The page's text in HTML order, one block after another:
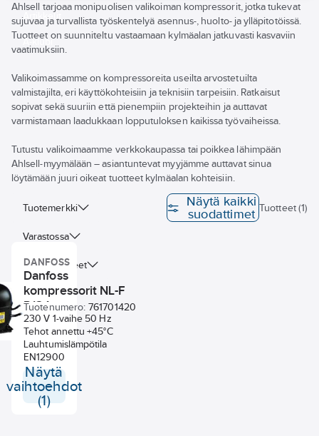
Artikkelit
A-klubi
Ahlsell tarjoaa monipuolisen valikoiman kompressorit, jotka tukevat
sujuvaa ja turvallista työskentelyä asennus-, huolto- ja ylläpitotöissä.
Tuotteet on suunniteltu vastaamaan kylmäalan jatkuvasti kasvaviin
vaatimuksiin.
Valikoimassamme on kompressoreita useilta arvostetuilta
valmistajilta, eri käyttökohteisiin ja teknisiin tarpeisiin. Ratkaisut
sopivat sekä suuriin että pienempiin projekteihin ja auttavat
varmistamaan laadukkaan lopputuloksen kaikissa työvaiheissa.
Tutustu valikoimaamme verkkokaupassa tai poikkea lähimpään
Ahlsell-myymälään – asiantuntevat myyjämme auttavat sinua
löytämään juuri oikeat tuotteet kylmäalan kohteisiin.
Tuotemerkki
Varastossa
Uudet tuotteet
Näytä kaikki
suodattimet Tuotteet (1)
DANFOSS
Danfoss
kompressorit NL-F
R134a
Tuotenumero: 761701420
230 V 1-vaihe 50 Hz
Tehot annettu +45°C
Lauhtumislämpötila
EN12900
Näytä
vaihtoehdot
(1)